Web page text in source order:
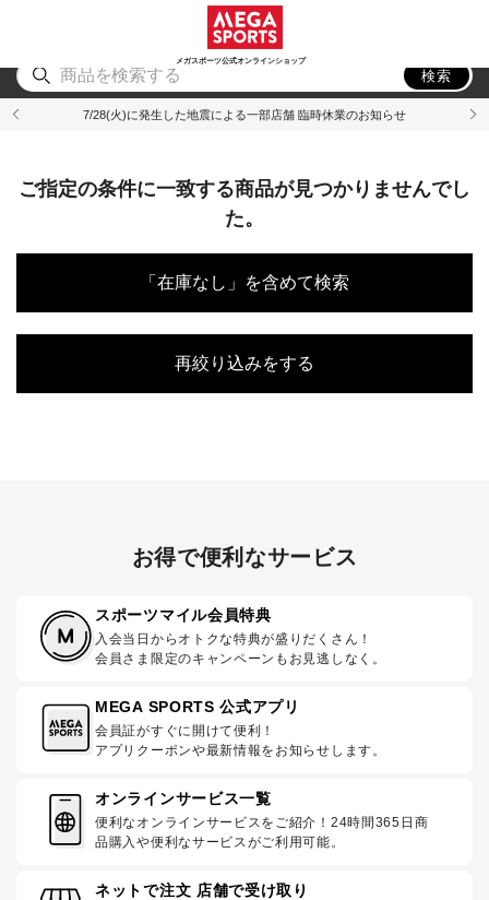
メガスポーツ公式オンラインショップ
アウトドア
検索
7/28(火)に発生した地震による一部店舗 臨時休業のお知らせ
ご指定の条件に一致する商品が見つかりませんでし
た。
「在庫なし」を含めて検索
再絞り込みをする
お得で便利なサービス
スポーツマイル会員特典
入会当日からオトクな特典が盛りだくさん！
会員さま限定のキャンペーンもお見逃しなく。
MEGA SPORTS 公式アプリ
会員証がすぐに開けて便利！
アプリクーポンや最新情報をお知らせします。
オンラインサービス一覧
便利なオンラインサービスをご紹介！24時間365日商
品購入や便利なサービスがご利用可能。
ネットで注文 店舗で受け取り